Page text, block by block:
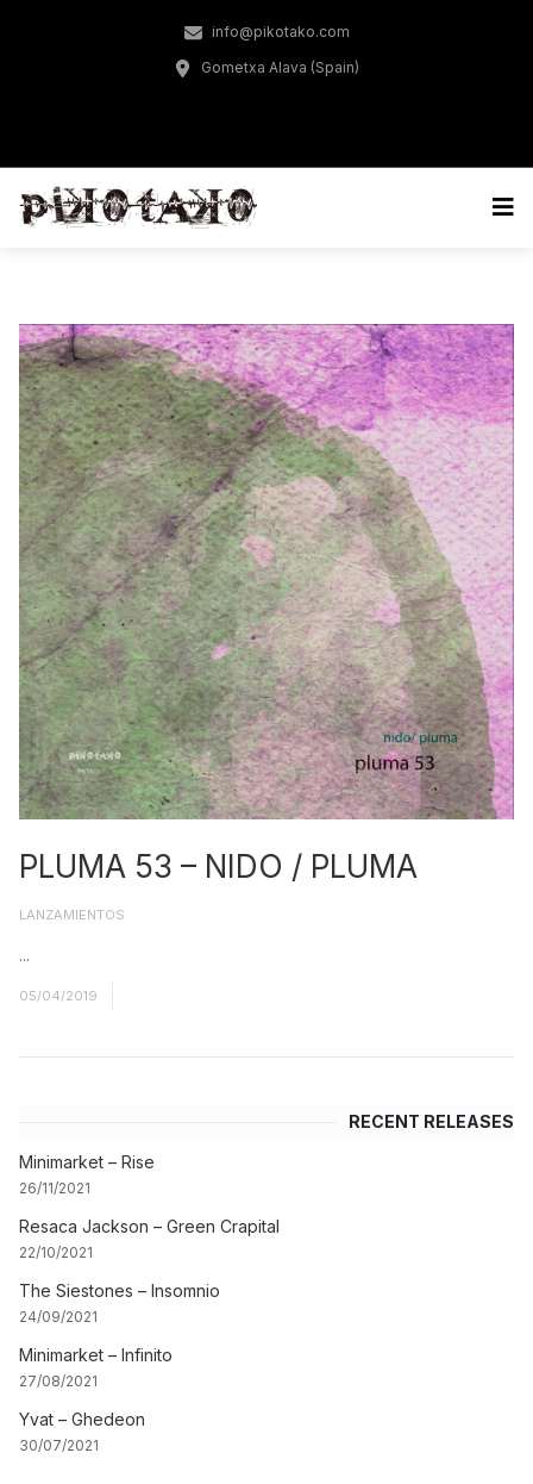
info@pikotako.com
Gometxa Alava (Spain)
LANZAMIENTOS
PLUMA 53 – NIDO / PLUMA
...
05/04/2019
RECENT RELEASES
Minimarket – Rise
26/11/2021
Resaca Jackson – Green Crapital
22/10/2021
The Siestones – Insomnio
24/09/2021
Minimarket – Infinito
27/08/2021
Yvat – Ghedeon
30/07/2021